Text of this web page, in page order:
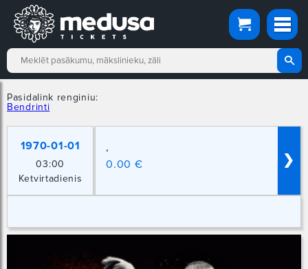
Pasidalink renginiu:
Bendrinti
1970-01-01
03:00
Ketvirtadienis
,
0.00 €
❯